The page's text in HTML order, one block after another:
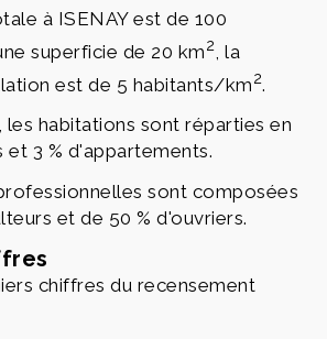
à ISENAY est de 100
superficie de 20 km2
, la
est de 5 habitants/km2.
habitations sont réparties en
et 3 % d'appartements.
sont composées
et de 50 % d'ouvriers.
chiffres du recensement